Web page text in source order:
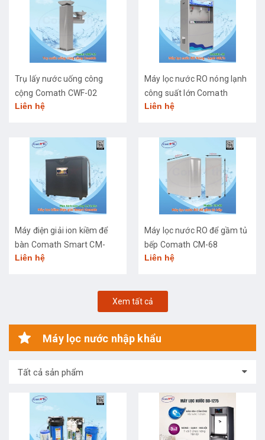
Trụ lấy nước uống công
cộng Comath CWF-02
Liên hệ
Máy lọc nước RO nóng lạnh
công suất lớn Comath
CM2681-50
Liên hệ
Máy điện giải ion kiềm để
bàn Comath Smart CM-
3668
Liên hệ
Máy lọc nước RO để gầm tủ
bếp Comath CM-68
Liên hệ
Xem tất cả
Máy lọc nước nhập khẩu
Tất cả sản phẩm